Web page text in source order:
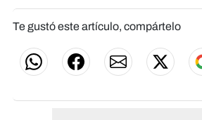
Te gustó este artículo, compártelo